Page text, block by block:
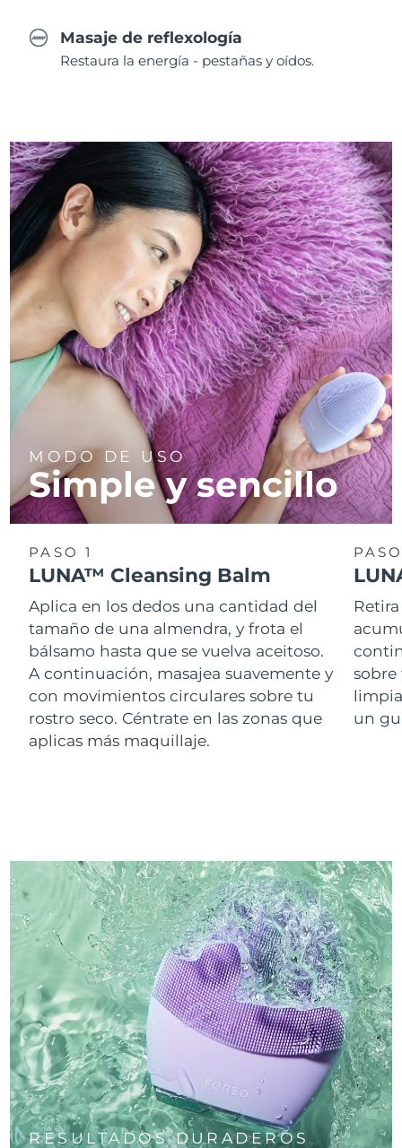
Masaje de reflexología
Restaura la energía - pestañas y oídos.
MODO DE USO
Simple y sencillo
PASO 1
LUNA™ Cleansing Balm
Aplica en los dedos una cantidad del
tamaño de una almendra, y frota el
bálsamo hasta que se vuelva aceitoso.
A continuación, masajea suavemente y
con movimientos circulares sobre tu
rostro seco. Céntrate en las zonas que
aplicas más maquillaje.
un
RESULTADOS DURADEROS